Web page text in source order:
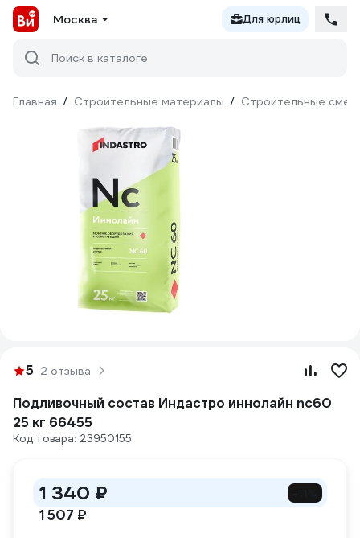
Москва Для юрлиц
Поиск в каталоге
Главная / Строительные материалы / Строительные
5 2 отзыва
Подливочный состав Индастро иннолайн nc60
25 кг 66455
Код товара: 23950155
1 340 ₽
1 507 ₽